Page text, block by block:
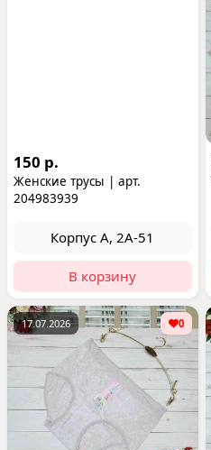
150 р.
Женские трусы | арт.
204983939
Корпус А, 2А-51
В корзину
17.07.2026 0